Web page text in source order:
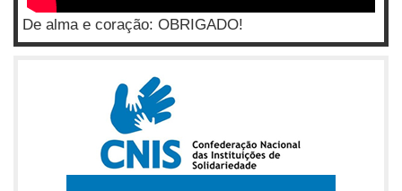
De alma e coração: OBRIGADO!